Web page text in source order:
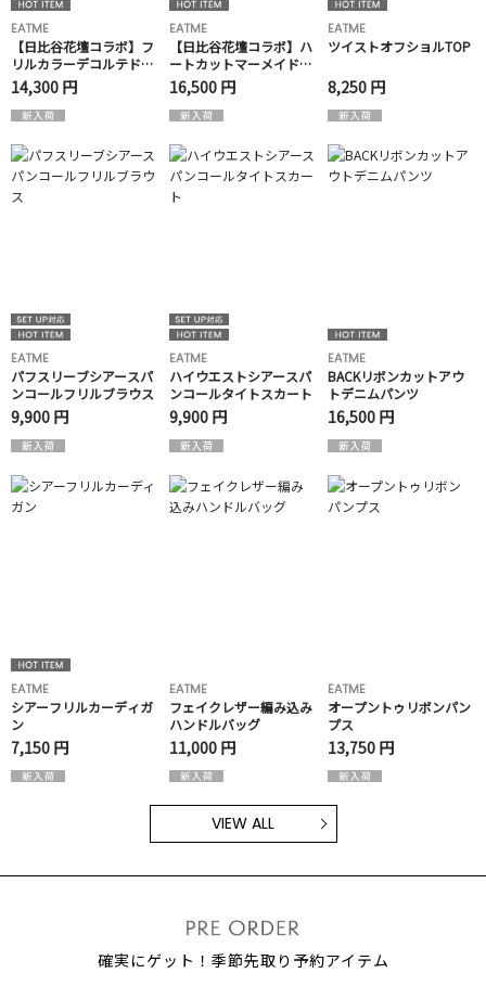
EATME
【日比谷花壇コラボ】フ
リルカラーデコルテドッ
キングワンピース
14,300 円
EATME
【日比谷花壇コラボ】ハ
ートカットマーメイドワ
ンピース
16,500 円
EATME
ツイストオフショルTOP
8,250 円
EATME
パフスリーブシアースパ
ンコールフリルブラウス
9,900 円
EATME
ハイウエストシアースパ
ンコールタイトスカート
9,900 円
EATME
BACKリボンカットアウ
トデニムパンツ
16,500 円
EATME
シアーフリルカーディガ
ン
7,150 円
EATME
フェイクレザー編み込み
ハンドルバッグ
11,000 円
EATME
オープントゥリボンパン
プス
13,750 円
VIEW ALL
確実にゲット！季節先取り予約アイテム